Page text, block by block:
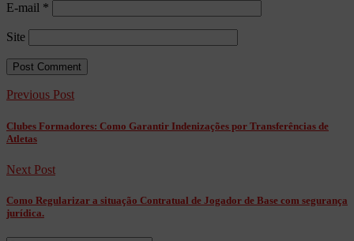
E-mail *
Site
Previous Post
Clubes Formadores: Como Garantir Indenizações por Transferências de
Atletas
Next Post
Como Regularizar a situação Contratual de Jogador de Base com segurança
jurídica.